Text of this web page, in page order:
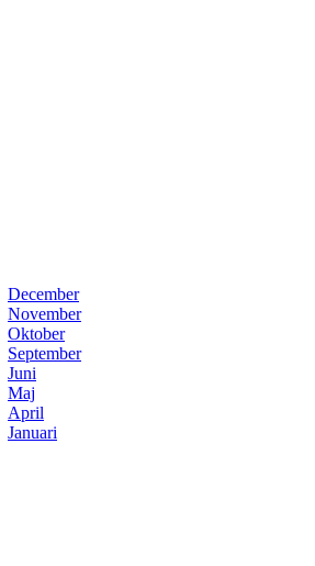
December
November
Oktober
September
Juni
Maj
April
Januari